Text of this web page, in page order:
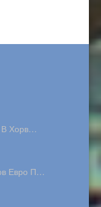
В Хорв…
Евро П…